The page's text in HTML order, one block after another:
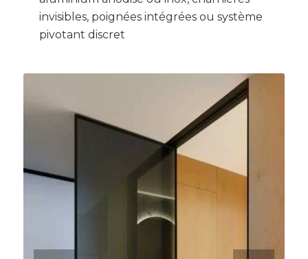
invisibles, poignées intégrées ou système
pivotant discret